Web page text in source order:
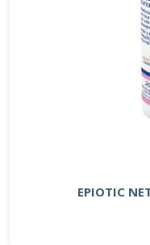
EPIOTIC